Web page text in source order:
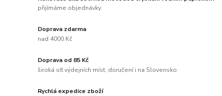
přijímáme objednávky
Doprava zdarma
nad 4000 Kč
Doprava od 85 Kč
široká síť výdejních míst, doručení i na Slovensko
Rychlá expedice zboží